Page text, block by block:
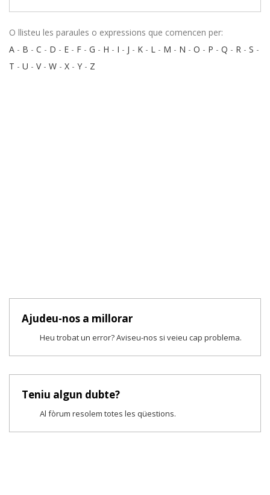
O llisteu les paraules o expressions que comencen per:
A - B - C - D - E - F - G - H - I - J - K - L - M - N - O - P - Q - R - S -
T - U - V- W - X - Y - Z
Ajudeu-nos a millorar
Heu trobat un error? Aviseu-nos si veieu cap problema.
Teniu algun dubte?
Al fòrum resolem totes les qüestions.